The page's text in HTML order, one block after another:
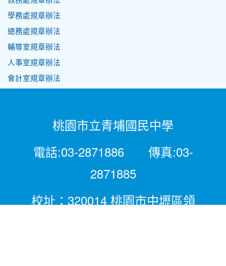
學務處規章辦法
總務處規章辦法
輔導室規章辦法
人事室規章辦法
會計室規章辦法
桃園市立青埔國民中學
電話:03-2871886 傳真:03-
2871885
校址：320014 桃園市中壢區領